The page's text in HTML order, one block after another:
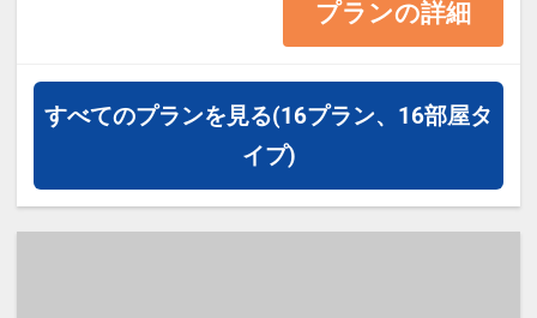
41平米 バス・トイレ付
ベッド2台＋布団のご利用となりま
す。
【宿泊施設における「こども・添い
プランの詳細
すべてのプランを見る(16プラン、16部屋タ
イプ)